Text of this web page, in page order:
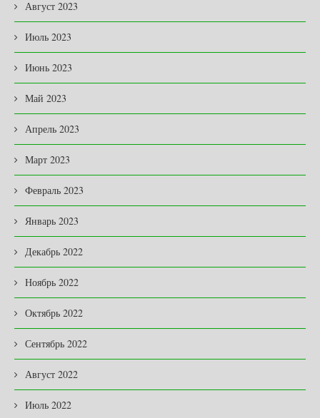
Август 2023
Июль 2023
Июнь 2023
Май 2023
Апрель 2023
Март 2023
Февраль 2023
Январь 2023
Декабрь 2022
Ноябрь 2022
Октябрь 2022
Сентябрь 2022
Август 2022
Июль 2022